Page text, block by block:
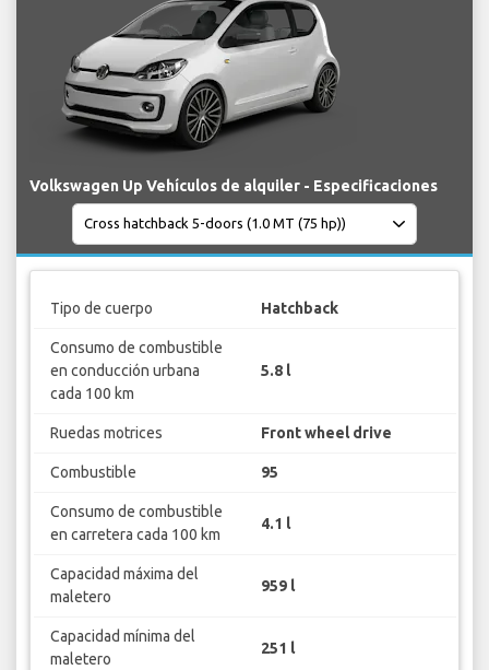
Volkswagen Up Vehículos de alquiler - Especificaciones
Tipo de cuerpo Hatchback
Consumo de combustible
en conducción urbana
cada 100 km
5.8 l
Ruedas motrices Front wheel drive
Combustible 95
Consumo de combustible
en carretera cada 100 km
4.1 l
Capacidad máxima del
maletero
959 l
Capacidad mínima del
maletero
251 l